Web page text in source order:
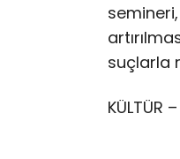
suçlarla
KÜLTÜR